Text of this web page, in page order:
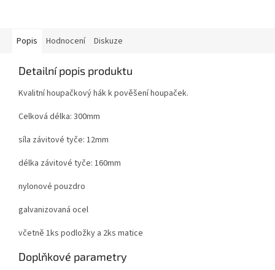
Popis Hodnocení Diskuze
Detailní popis produktu
Kvalitní houpačkový hák k pověšení houpaček.
Celková délka: 300mm
síla závitové tyče: 12mm
délka závitové tyče: 160mm
nylonové pouzdro
galvanizovaná ocel
včetně 1ks podložky a 2ks matice
Doplňkové parametry